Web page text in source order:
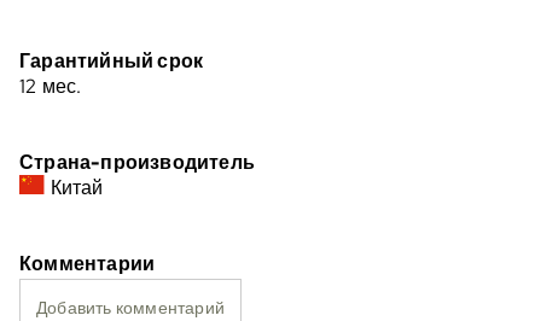
Гарантийный срок
12 мес.
Страна-производитель
Китай
Комментарии
Добавить комментарий